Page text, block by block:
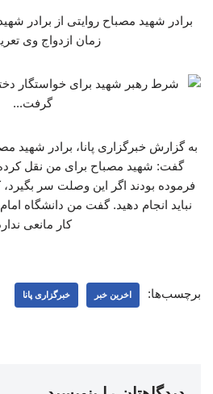
برادر شهید مصباح روایتی از برادر
زمان ازدواج وی
به گزارش خبرگزاری پانا، برادر شهید
گفت: شهید مصباح برای من نقل کرده
فرموده بودند اگر این وصلت سر
نباید انجام دهید. گفت من دانشگاه
کار مانعی
برچسب‌ها: اخرین خبر خبرگزاری پانا